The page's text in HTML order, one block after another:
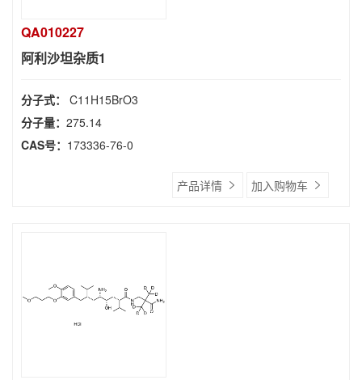
QA010227
阿利沙坦杂质1
分子式： C11H15BrO3
分子量： 275.14
CAS号： 173336-76-0
产品详情 加入购物车